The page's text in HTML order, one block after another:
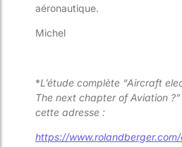
aéronautique.
Michel
*L’étude complète “Aircraft
The next chapter of Aviation
cette adresse :
https://